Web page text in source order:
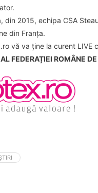
din 2015, echipa CSA
din Franța.
vă va ține la curent LIVE
FEDERAȚIEI ROMÂNE